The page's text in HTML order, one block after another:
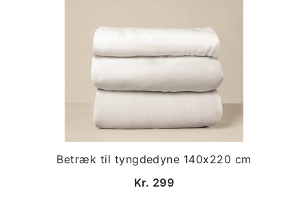
Betræk til tyngdedyne 140x220 cm
Kr. 299